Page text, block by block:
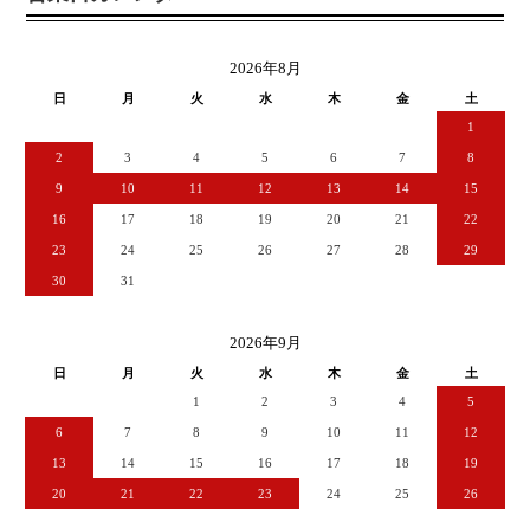
2026年8月
日 月 火 水 木 金
土
1
2 3 4 5 6 7 8
9 10 11 12 13 14 15
16 17 18 19 20 21 22
23 24 25 26 27 28 29
30 31
2026年9月
日 月 火 水 木 金
土
1
2 3 4 5
6 7 8 9 10 11 12
13 14 15 16 17 18 19
20 21 22 23 24 25 26